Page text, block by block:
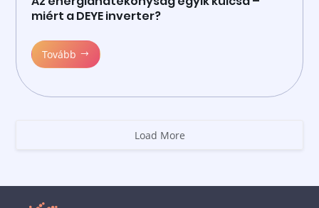
miért a DEYE inverter?
Tovább
Load More